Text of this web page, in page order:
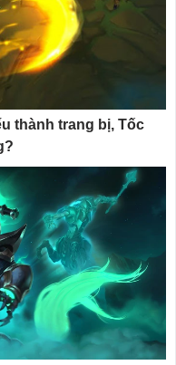
thành trang bị, Tốc